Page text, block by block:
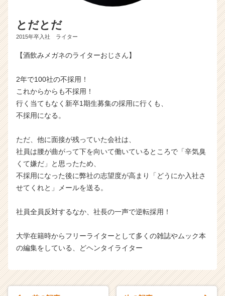
とだとだ
2015年卒入社 ライター
【酒飲みメガネのライターおじさん】
2年で100社の不採用！
これからからも不採用！
行く当てもなく新卒1期生募集の採用に行くも、
不採用になる。
ただ、他に面接が残っていた会社は、
社員は腰が曲がって下を向いて働いているところで「辛気臭
くて嫌だ」と思ったため、
不採用になった後に弊社の志望度が高まり「どうにか入社さ
せてくれと」メールを送る。
社員全員反対するなか、社長の一声で逆転採用！
大学在籍時からフリーライターとして多くの雑誌やムック本
の編集をしている、どヘンタイライター